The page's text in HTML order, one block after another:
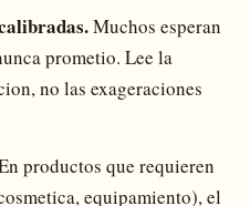
Muchos esperan
prometio. Lee la
no las exageraciones
productos que requieren
equipamiento), el